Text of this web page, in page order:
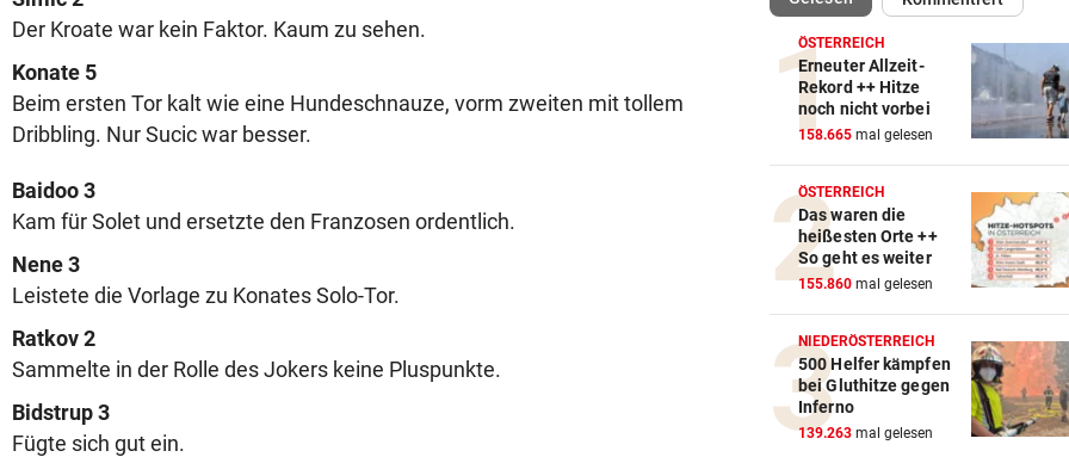
Der Kroate war kein Faktor. Kaum zu sehen.
Konate 5
Beim ersten Tor kalt wie eine Hundeschnauze, vorm zweiten mit tollem
Dribbling. Nur Sucic war besser.
Baidoo 3
Kam für Solet und ersetzte den Franzosen ordentlich.
Nene 3
Leistete die Vorlage zu Konates Solo-Tor.
Ratkov 2
Sammelte in der Rolle des Jokers keine Pluspunkte.
Bidstrup 3
Fügte sich gut ein.
um Salzburg-Kicker
BULLEN-NOTEN IM DETAIL vor
Kapitän und „Zauber-Zawie“
glänzten bei Salzburg
Joker Tabakovic führt
Last-Minute-Sieg
ORKAN, KEIN STROM & CO vor
Skurrilitäten in der Red Bull
häufen sich
MITTEN IN HITZEWELLE vor
Irre! Salzburg – Pafos wegen
ÖSTERREICH
Erneuter Allzeit-
Rekord ++ Hitze
noch nicht vorbei
158.665 mal gelesen
ÖSTERREICH
Das waren die
heißesten Orte ++
So geht es weiter
155.860 mal gelesen
NIEDERÖSTERREICH
500 Helfer kämpfen
bei Gluthitze gegen
Inferno
139.263 mal gelesen